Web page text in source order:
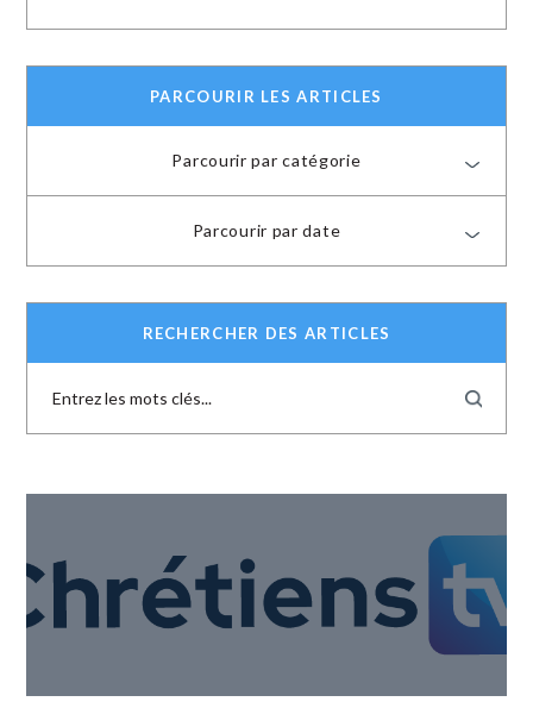
PARCOURIR LES ARTICLES
Parcourir par catégorie
Parcourir par date
RECHERCHER DES ARTICLES